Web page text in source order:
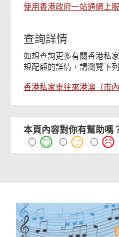
使用香港政府一站通網上
查詢詳情
如想查詢更多有關香港私
規配額的詳情，請瀏覽下列
香港私家車往來港澳（市
本頁內容對你有幫助嗎